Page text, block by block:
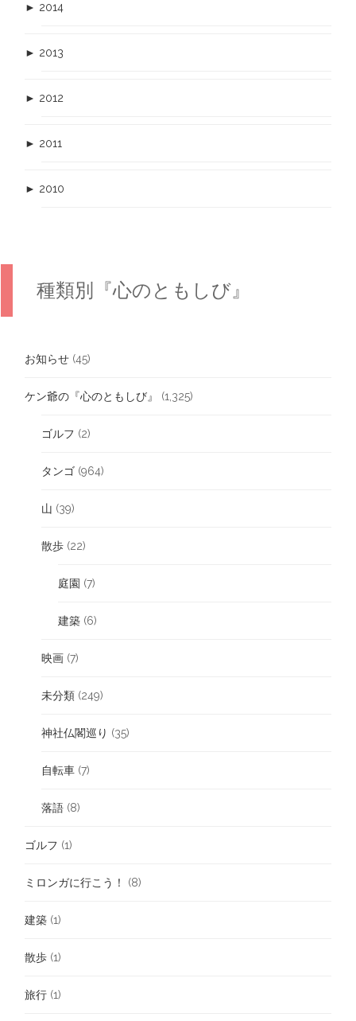
► 2014
► 2013
► 2012
► 2011
► 2010
種類別『心のともしび』
お知らせ (45)
ケン爺の『心のともしび』 (1,325)
ゴルフ (2)
タンゴ (964)
山 (39)
散歩 (22)
庭園 (7)
建築 (6)
映画 (7)
未分類 (249)
神社仏閣巡り (35)
自転車 (7)
落語 (8)
ゴルフ (1)
ミロンガに行こう！ (8)
建築 (1)
散歩 (1)
旅行 (1)